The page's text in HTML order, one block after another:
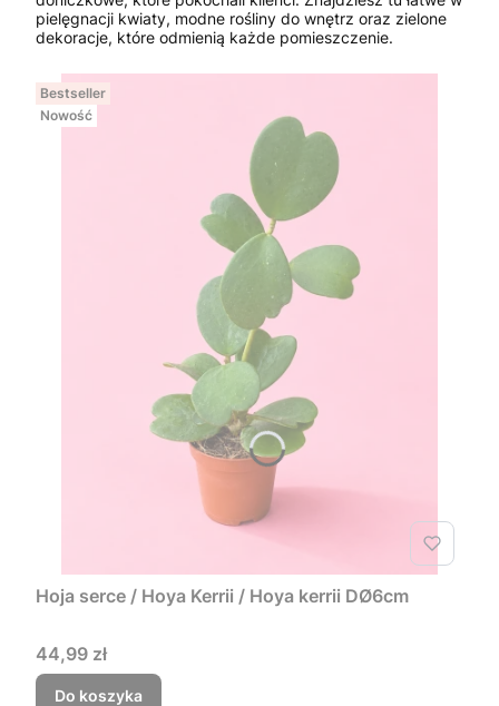
pielęgnacji kwiaty, modne rośliny do wnętrz oraz zielone
dekoracje, które odmienią każde pomieszczenie.
Bestseller
Nowość
Hoja serce / Hoya Kerrii / Hoya kerrii DØ6cm
Cena
44,99 zł
Do koszyka